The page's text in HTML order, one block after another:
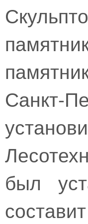
Санкт-
был